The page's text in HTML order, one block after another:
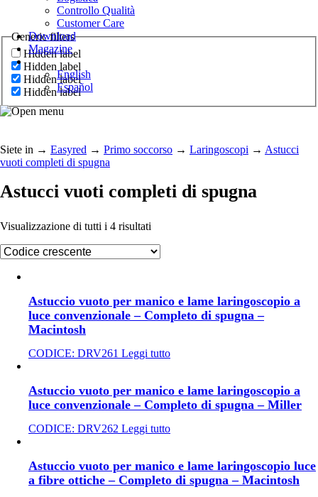
Generic filters
Hidden label
Hidden label
Hidden label
Hidden label
Controllo Qualità
Customer Care
Download
Magazine
English
Español
Siete in → Easyred → Primo soccorso → Laringoscopi → Astucci
vuoti completi di spugna
Astucci vuoti completi di spugna
Visualizzazione di tutti i 4 risultati
Astuccio vuoto per manico e lame laringoscopio a
luce convenzionale – Completo di spugna –
Macintosh
CODICE: DRV261 Leggi tutto
Astuccio vuoto per manico e lame laringoscopio a
luce convenzionale – Completo di spugna – Miller
CODICE: DRV262 Leggi tutto
Astuccio vuoto per manico e lame laringoscopio luce
a fibre ottiche – Completo di spugna – Macintosh